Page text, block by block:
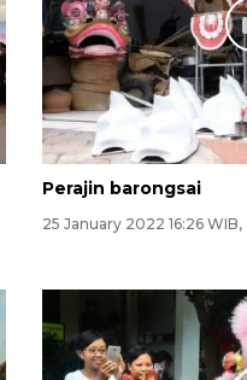
Perajin barongsai
25 January 2022 16:26